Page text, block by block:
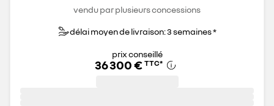
vendu par plusieurs concessions
délai moyen de livraison: 3 semaines *
prix conseillé
36 300 € TTC*